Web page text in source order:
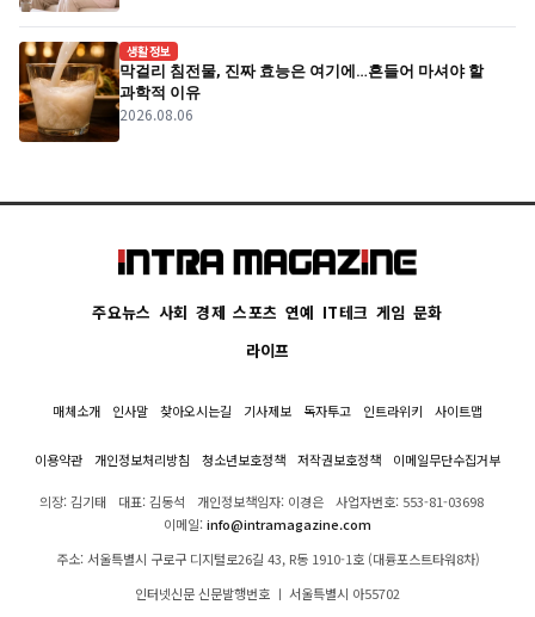
생활정보
막걸리 침전물, 진짜 효능은 여기에…흔들어 마셔야 할
과학적 이유
2026.08.06
주요뉴스 사회 경제 스포츠 연예 IT테크 게임 문화
라이프
매체소개 인사말 찾아오시는길 기사제보 독자투고 인트라위키 사이트맵
이용약관 개인정보처리방침 청소년보호정책 저작권보호정책 이메일무단수집거부
의장: 김기태 대표: 김동석 개인정보책임자: 이경은
사업자번호: 553-81-03698
이메일:info@intramagazine.com
주소: 서울특별시 구로구 디지털로26길 43, R동 1910-1호 (대륭포스트타워8차)
인터넷신문 신문발행번호 ㅣ 서울특별시 아55702